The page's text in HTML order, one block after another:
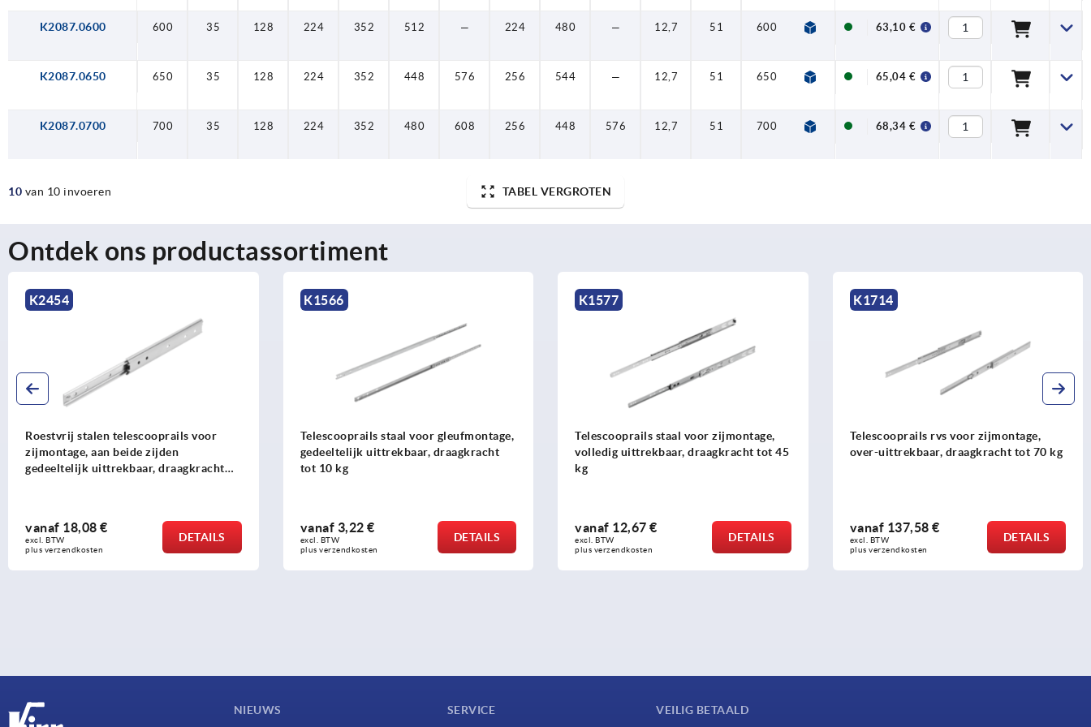
K2087.0600 600 35 128 224 352 512 — 224 480 — 12,7 51 600 68
montage
standaard 1 stuk = 1 paar
63,10 €
K2087.0650 650 35 128 224 352 448 576 256 544 — 12,7 51 650 68
montage
standaard 1 stuk = 1 paar
65,04 €
K2087.0700 700 35 128 224 352 480 608 256 448 576 12,7 51 700 68
montage
standaard 1 stuk = 1 paar
68,34 €
10 van 10 invoeren TABEL VERGROTEN
Ontdek ons productassortiment
K2454
Roestvrij stalen telescooprails voor
zijmontage, aan beide zijden
gedeeltelijk uittrekbaar, draagkracht
vanaf 18,08 €
excl. BTW
plus verzendkosten
DETAILS
K1566
Telescooprails staal voor gleufmontage,
gedeeltelijk uittrekbaar, draagkracht
tot 10 kg
vanaf 3,22 €
excl. BTW
plus verzendkosten
DETAILS
K1577
Telescooprails staal voor zijmontage,
volledig uittrekbaar, draagkracht tot 45
kg
vanaf 12,67 €
excl. BTW
plus verzendkosten
DETAILS
K1714
Telescooprails rvs voor zijmontage,
over-uittrekbaar, draagkracht tot 70 kg
vanaf 137,58 €
excl. BTW
plus verzendkosten
DETAILS
NIEUWS SERVICE VEILIG BETAALD